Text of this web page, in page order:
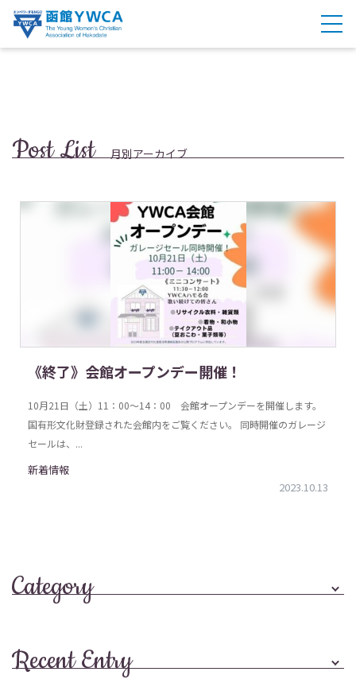
Post List 月別アーカイブ
《終了》会館オープンデー開催！
10月21日（土）11：00～14：00 会館オープンデーを開催します。
国有形文化財登録された会館内をご覧ください。 同時開催のガレージ
セールは、...
新着情報
2023.10.13
Category
Recent Entry